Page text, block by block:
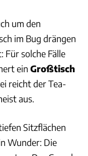
um den
im Bug drängen
Für solche Fälle
ein Großtisch
reicht der Tea-
aus.
Sitzflächen
Wunder: Die